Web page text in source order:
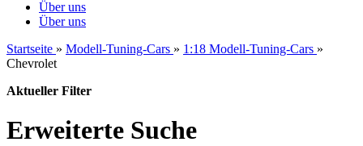
Über uns
Über uns
Startseite » Modell-Tuning-Cars » 1:18 Modell-Tuning-Cars »
Chevrolet
Aktueller Filter
Erweiterte Suche